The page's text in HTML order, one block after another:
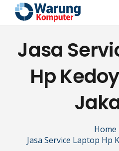
Jasa
Hp
Home
Jasa Service Laptop Hp